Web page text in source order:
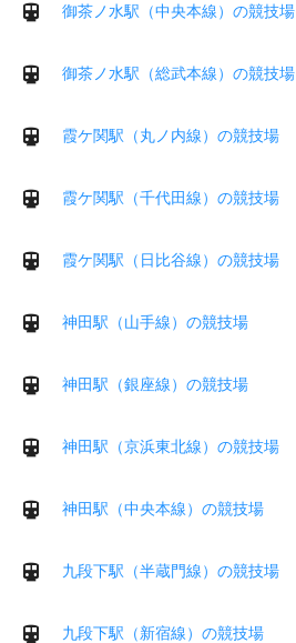
御茶ノ水駅（中央本線）の競技場
御茶ノ水駅（総武本線）の競技場
霞ケ関駅（丸ノ内線）の競技場
霞ケ関駅（千代田線）の競技場
霞ケ関駅（日比谷線）の競技場
神田駅（山手線）の競技場
神田駅（銀座線）の競技場
神田駅（京浜東北線）の競技場
神田駅（中央本線）の競技場
九段下駅（半蔵門線）の競技場
九段下駅（新宿線）の競技場